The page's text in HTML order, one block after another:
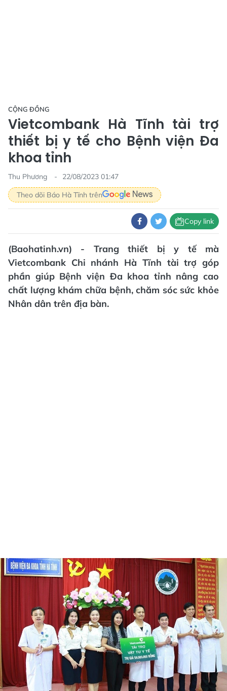
CỘNG ĐỒNG
Vietcombank Hà Tĩnh tài trợ
thiết bị y tế cho Bệnh viện Đa
khoa tỉnh
Thu Phương
22/08/2023 01:47
Theo dõi Báo Hà Tĩnh trên
Copy link
(Baohatinh.vn) - Trang thiết bị y tế mà
Vietcombank Chi nhánh Hà Tĩnh tài trợ góp
phần giúp Bệnh viện Đa khoa tỉnh nâng cao
chất lượng khám chữa bệnh, chăm sóc sức khỏe
Nhân dân trên địa bàn.